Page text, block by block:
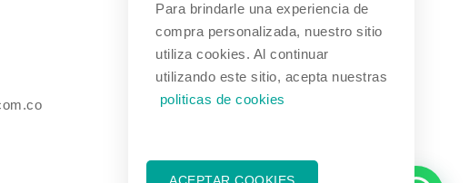
Contáctanos
(601) 608 3354
ventas@suministrosmedicos.co
Para brindarle una experiencia de
compra personalizada, nuestro sitio
utiliza cookies. Al continuar
utilizando este sitio, acepta nuestras
politicas de cookies